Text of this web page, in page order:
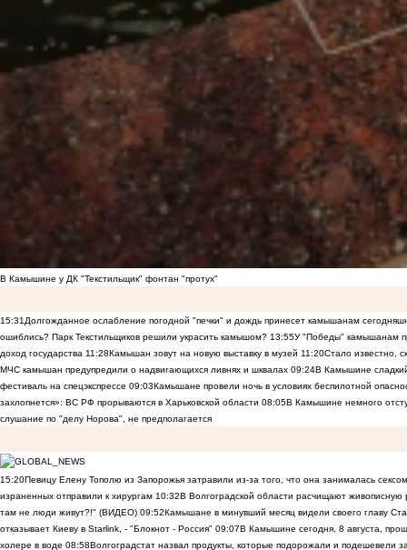
В Камышине у ДК "Текстильщик" фонтан "протух"
15:31 Долгожданное ослабление погодной "печки" и дождь принесет камышанам
ошиблись? Парк Текстильщиков решили украсить камышом? 13:55У "Победы" камышанам
доход государства 11:28Камышан зовут на новую выставку в музей 11:20Стало известно,
МЧС камышан предупредили о надвигающихся ливнях и шквалах 09:24В Камышине
фестиваль на спецэкспрессе 09:03Камышане провели ночь в условиях беспилотной
захлопнется»: ВС РФ прорываются в Харьковской области 08:05В Камышине немного
слушание по "делу Норова", не предполагается
15:20Певицу Елену Тополю из Запорожья затравили из-за того, что она занималась
израненных отправили к хирургам 10:32В Волгоградской области расчищают
там не люди живут?!" (ВИДЕО) 09:52Камышане в минувший месяц видели своего главу
отказывает Киеву в Starlink, - "Блокнот - Россия" 09:07В Камышине сегодня, 8 августа,
холере в воде 08:58Волгоградстат назвал продукты, которые подорожали и подешевели